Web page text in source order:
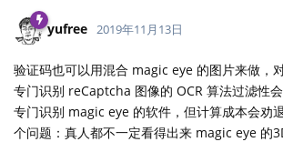
yufree 2019年11月13日
验证码也可以用混合 magic eye 的图片来做，
专门识别 reCaptcha 图像的 OCR 算法过滤性
专门识别 magic eye 的软件，但计算成本会劝
个问题：真人都不一定看得出来 magic eye 的